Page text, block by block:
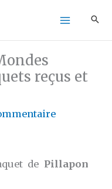
reçus et
de Pillapon